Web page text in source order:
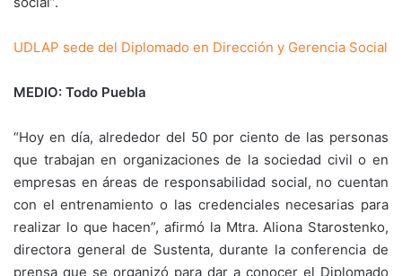
UDLAP sede del Diplomado en Dirección y Gerencia Social
MEDIO: Todo Puebla
“Hoy en día, alrededor del 50 por ciento de las personas
que trabajan en organizaciones de la sociedad civil o en
empresas en áreas de responsabilidad social, no cuentan
con el entrenamiento o las credenciales necesarias para
realizar lo que hacen”, afirmó la Mtra. Aliona Starostenko,
directora general de Sustenta, durante la conferencia de
prensa que se organizó para dar a conocer el Diplomado